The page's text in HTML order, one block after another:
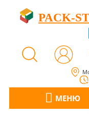
PACK-
МЕНЮ